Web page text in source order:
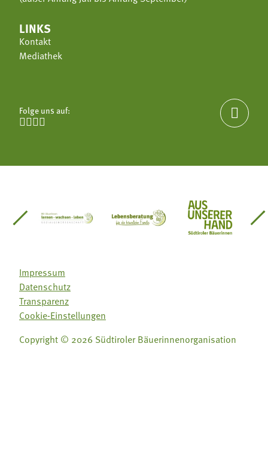
LINKS
Kontakt
Mediathek
Folge uns auf:


Südtirol
Gärtnervereinigung
Sozialgenossenschaft Mit Bäuerinnen lernen -
Lebensberatung für dieAus unserer
Impressum
Datenschutz
Transparenz
Cookie-Einstellungen
Copyright © 2026 Südtiroler Bäuerinnenorganisation